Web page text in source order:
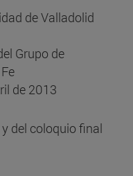
de Valladolid
Grupo de
de 2013
del coloquio final